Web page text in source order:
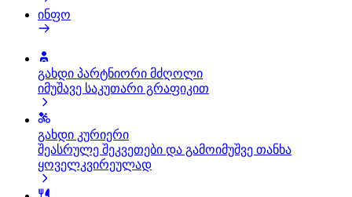
ინფო
გახდი პარტნიორი მძღოლი
იმუშავე საკუთარი გრაფიკით
გახდი კურიერი
შეასრულე შეკვეთები და გამოიმუშვე თანხა
ყოველკვირეულად